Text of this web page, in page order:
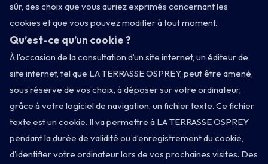
sûr, des choix que vous auriez exprimés concernant les
cookies et que vous pouvez modifier à tout moment.
Qu’est-ce qu’un cookie ?
À l’occasion de la consultation d’un site internet, un éditeur de
site internet, tel que LA TERRASSE OSPREY, peut être amené,
sous réserve de vos choix, à déposer sur votre ordinateur,
grâce à votre logiciel de navigation, un fichier texte. Ce fichier
texte est un cookie. Il va permettre à LA TERRASSE OSPREY
pendant la durée de validité ou d’enregistrement du cookie,
d’identifier votre ordinateur lors de vos prochaines visites. Des